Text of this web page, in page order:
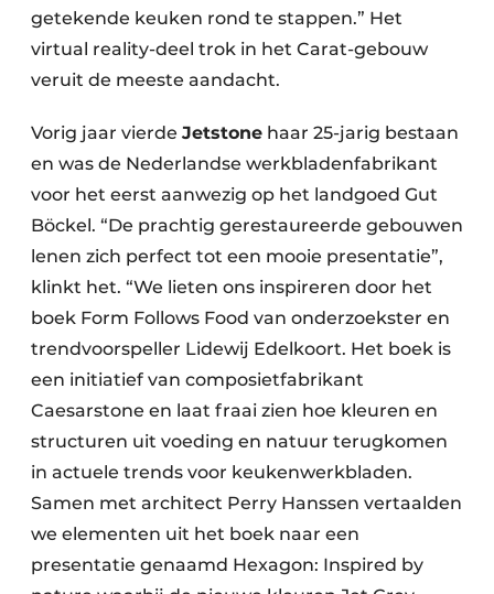
getekende keuken rond te stappen.” Het
virtual reality-deel trok in het Carat-gebouw
veruit de meeste aandacht.
Vorig jaar vierde Jetstone haar 25-jarig bestaan
en was de Nederlandse werkbladenfabrikant
voor het eerst aanwezig op het landgoed Gut
Böckel. “De prachtig gerestaureerde gebouwen
lenen zich perfect tot een mooie presentatie”,
klinkt het. “We lieten ons inspireren door het
boek Form Follows Food van onderzoekster en
trendvoorspeller Lidewij Edelkoort. Het boek is
een initiatief van composietfabrikant
Caesarstone en laat fraai zien hoe kleuren en
structuren uit voeding en natuur terugkomen
in actuele trends voor keukenwerkbladen.
Samen met architect Perry Hanssen vertaalden
we elementen uit het boek naar een
presentatie genaamd Hexagon: Inspired by